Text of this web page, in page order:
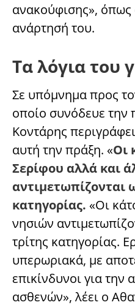
ανακούφισης», όπως
ανάρτησή του.
Τα λόγια του
Σε υπόμνημα προς
οποίο συνόδευε την
Κοντάρης
αυτή την πράξη. «Οι
Σερίφου αλλά και
αντιμετωπίζονται
κατηγορίας. «Οι
νησιών
τρίτης κατηγορίας.
υπερωριακά, με
επικίνδυνοι για την
ασθενών», λέει ο